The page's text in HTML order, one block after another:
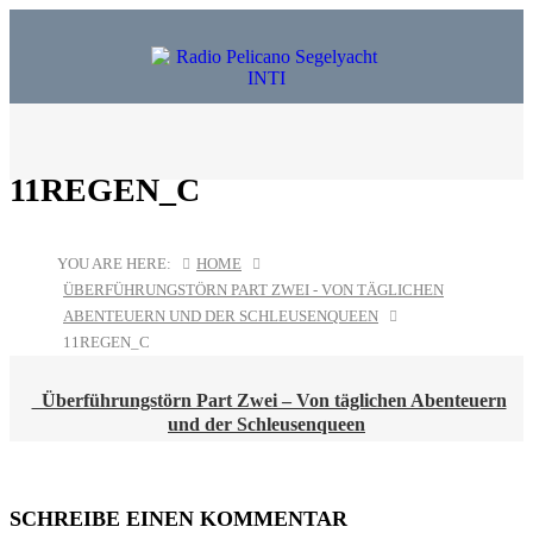
11REGEN_C
YOU ARE HERE:
HOME
ÜBERFÜHRUNGSTÖRN PART ZWEI - VON TÄGLICHEN
ABENTEUERN UND DER SCHLEUSENQUEEN
11REGEN_C
NAVIGATION
Überführungstörn Part Zwei – Von täglichen Abenteuern
und der Schleusenqueen
SCHREIBE EINEN KOMMENTAR